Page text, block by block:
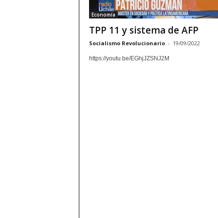
Economía
TPP 11 y sistema de AFP
Socialismo Revolucionario - 19/09/2022
https://youtu.be/EGhjJZSNJ2M